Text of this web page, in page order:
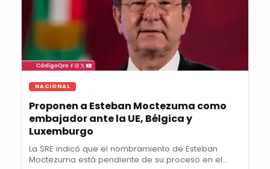
NACIONAL
Proponen a Esteban Moctezuma como
embajador ante la UE, Bélgica y
Luxemburgo
La SRE indicó que el nombramiento de Esteban
Moctezuma está pendiente de su proceso en el